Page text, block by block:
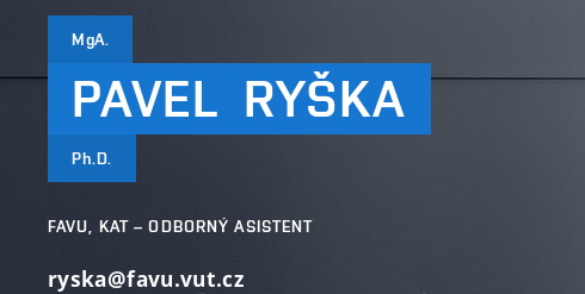
MgA.
PAVEL RYŠKA
Ph.D.
FAVU, KAT – ODBORNÝ ASISTENT
ryska@favu.vut.cz